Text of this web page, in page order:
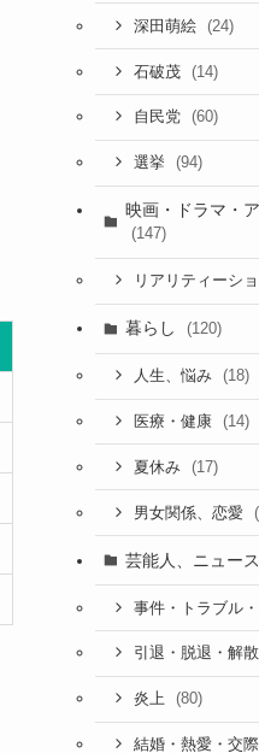
深田萌絵 (24)
石破茂 (14)
自民党 (60)
選挙 (94)
映画・ドラマ・
(147)
リアリティーシ
暮らし (120)
人生、悩み (18)
医療・健康 (14)
夏休み (17)
男女関係、恋愛
芸能人、ニュー
事件・トラブル
引退・脱退・解散
炎上 (80)
結婚・熱愛・交際